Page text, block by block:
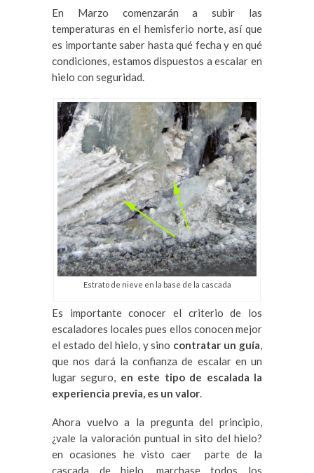
En Marzo comenzarán a subir las
temperaturas en el hemisferio norte, así que
es importante saber hasta qué fecha y en qué
condiciones, estamos dispuestos a escalar en
hielo con seguridad.
Estrato de nieve en la base de la cascada
Es importante conocer el criterio de los
escaladores locales pues ellos conocen mejor
el estado del hielo, y sino contratar un guía,
que nos dará la confianza de escalar en un
lugar seguro, en este tipo de escalada la
experiencia previa, es un valor.
Ahora vuelvo a la pregunta del principio,
¿vale la valoración puntual in sito del hielo?
en ocasiones he visto caer parte de la
cascada de hielo, marchase todos los